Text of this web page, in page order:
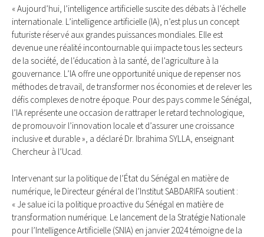
« Aujourd’hui, l’intelligence artificielle suscite des débats à l’échelle
internationale. L’intelligence artificielle (IA), n’est plus un concept
futuriste réservé aux grandes puissances mondiales. Elle est
devenue une réalité incontournable qui impacte tous les secteurs
de la société, de l’éducation à la santé, de l’agriculture à la
gouvernance. L’IA offre une opportunité unique de repenser nos
méthodes de travail, de transformer nos économies et de relever les
défis complexes de notre époque. Pour des pays comme le Sénégal,
l’IA représente une occasion de rattraper le retard technologique,
de promouvoir l’innovation locale et d’assurer une croissance
inclusive et durable », a déclaré Dr. Ibrahima SYLLA, enseignant
Chercheur à l’Ucad.
Intervenant sur la politique de l’État du Sénégal en matière de
numérique, le Directeur général de l’Institut SABDARIFA soutient :
« Je salue ici la politique proactive du Sénégal en matière de
transformation numérique. Le lancement de la Stratégie Nationale
pour l’Intelligence Artificielle (SNIA) en janvier 2024 témoigne de la